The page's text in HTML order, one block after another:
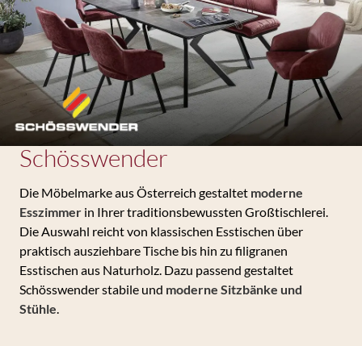
Schösswender
Die Möbelmarke aus Österreich gestaltet moderne
Esszimmer in Ihrer traditionsbewussten Großtischlerei.
Die Auswahl reicht von klassischen Esstischen über
praktisch ausziehbare Tische bis hin zu filigranen
Esstischen aus Naturholz. Dazu passend gestaltet
Schösswender stabile und moderne Sitzbänke und
Stühle.